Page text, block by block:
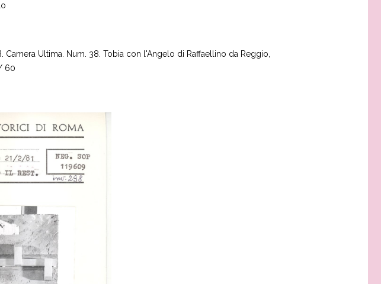
Ultima. Num. 38. Tobia con l'Angelo di Raffaellino da Reggio,
60